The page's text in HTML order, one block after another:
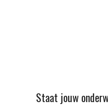
Staat jouw